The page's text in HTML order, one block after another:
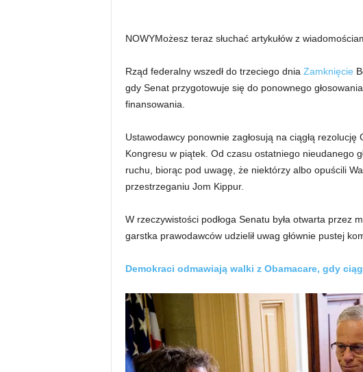
NOWYMożesz teraz słuchać artykułów z
Rząd federalny wszedł do trzeciego dnia Zamknięcie
gdy Senat przygotowuje się do ponownego
finansowania.
Ustawodawcy ponownie zagłosują na ciągłą
Kongresu w piątek. Od czasu ostatniego nieudanego
ruchu, biorąc pod uwagę, że niektórzy albo opuścili
przestrzeganiu Jom Kippur.
W rzeczywistości podłoga Senatu była otwarta przez
garstka prawodawców udzielił uwag głównie pustej
Demokraci odmawiają walki z Obamacare, gdy